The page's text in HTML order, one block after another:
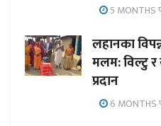
5 MONTHS
लहानका
मलम: विल्टु
प्रदान
6 MONTHS